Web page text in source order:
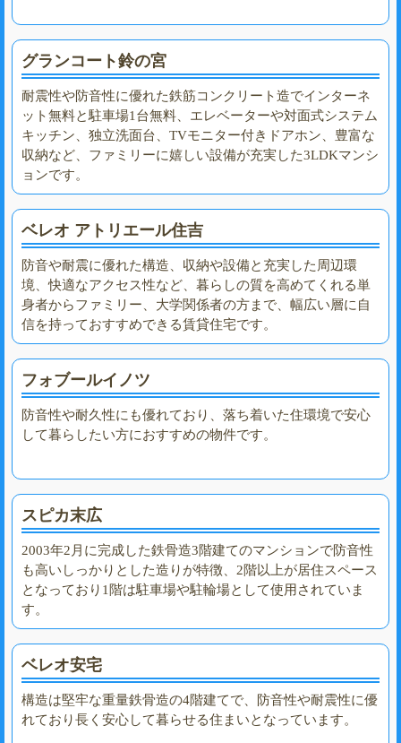
グランコート鈴の宮
耐震性や防音性に優れた鉄筋コンクリート造でインターネ
ット無料と駐車場1台無料、エレベーターや対面式システム
キッチン、独立洗面台、TVモニター付きドアホン、豊富な
収納など、ファミリーに嬉しい設備が充実した3LDKマンシ
ョンです。
ベレオ アトリエール住吉
防音や耐震に優れた構造、収納や設備と充実した周辺環
境、快適なアクセス性など、暮らしの質を高めてくれる単
身者からファミリー、大学関係者の方まで、幅広い層に自
信を持っておすすめできる賃貸住宅です。
フォブールイノツ
防音性や耐久性にも優れており、落ち着いた住環境で安心
して暮らしたい方におすすめの物件です。
スピカ末広
2003年2月に完成した鉄骨造3階建てのマンションで防音性
も高いしっかりとした造りが特徴、2階以上が居住スペース
となっており1階は駐車場や駐輪場として使用されていま
す。
ベレオ安宅
構造は堅牢な重量鉄骨造の4階建てで、防音性や耐震性に優
れており長く安心して暮らせる住まいとなっています。